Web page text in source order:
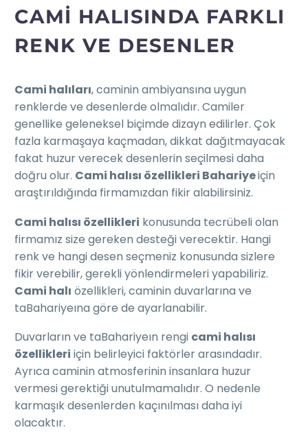
CAMI HALISINDA FARKLI
RENK VE DESENLER
Cami halıları, caminin ambiyansına uygun
renklerde ve desenlerde olmalıdır. Camiler
genellike geleneksel biçimde dizayn edilirler. Çok
fazla karmaşaya kaçmadan, dikkat dağıtmayacak
fakat huzur verecek desenlerin seçilmesi daha
doğru olur. Cami halısı özellikleri Bahariyeiçin
araştırıldığında firmamızdan fikir alabilirsiniz.
Cami halısı özellikleri konusunda tecrübeli olan
firmamız size gereken desteği verecektir. Hangi
renk ve hangi desen seçmeniz konusunda sizlere
fikir verebilir, gerekli yönlendirmeleri yapabiliriz.
Cami halı özellikleri, caminin duvarlarına ve
taBahariyeına göre de ayarlanabilir.
Duvarların ve taBahariyeın rengi cami halısı
özellikleri için belirleyici faktörler arasındadır.
Ayrıca caminin atmosferinin insanlara huzur
vermesi gerektiği unutulmamalıdır. O nedenle
karmaşık desenlerden kaçınılması daha iyi
olacaktır.